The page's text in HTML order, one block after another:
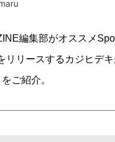
編集部がオススメ
リリースするカジヒデ
ご紹介。